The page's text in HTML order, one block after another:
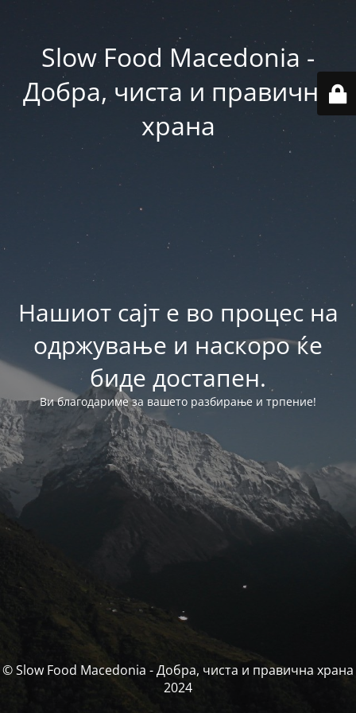
Slow Food Macedonia -
Добра, чиста и правична
храна
Нашиот сајт е во процес на
одржување и наскоро ќе
биде достапен.
Ви благодариме за вашето разбирање и трпение!
© Slow Food Macedonia - Добра, чиста и правична храна
2024